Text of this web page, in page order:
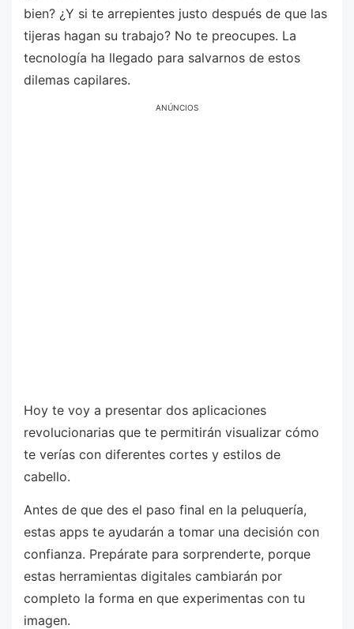
bien? ¿Y si te arrepientes justo después de que las
tijeras hagan su trabajo? No te preocupes. La
tecnología ha llegado para salvarnos de estos
dilemas capilares.
ANÚNCIOS
Hoy te voy a presentar dos aplicaciones
revolucionarias que te permitirán visualizar cómo
te verías con diferentes cortes y estilos de
cabello.
Antes de que des el paso final en la peluquería,
estas apps te ayudarán a tomar una decisión con
confianza. Prepárate para sorprenderte, porque
estas herramientas digitales cambiarán por
completo la forma en que experimentas con tu
imagen.